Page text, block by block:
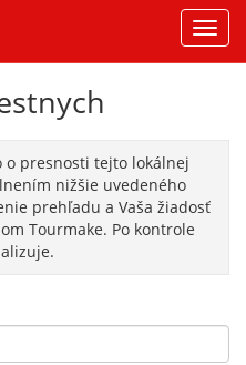
presnosti tejto lokálnej
nižšie uvedeného
prehľadu a Vaša žiadosť
Tourmake. Po kontrole